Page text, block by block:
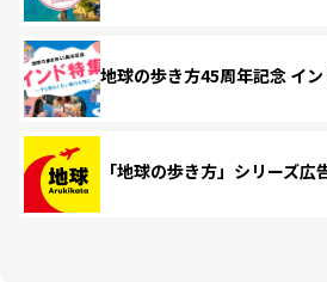
地球の歩き方45周年記念 イ
「地球の歩き方」シリーズ広